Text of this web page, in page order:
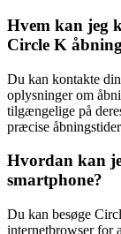
Hvem kan jeg
Circle K
Du kan kontakte
oplysninger om
tilgængelige på
præcise
Hvordan kan
smartphone?
Du kan besøge
internetbrowser for